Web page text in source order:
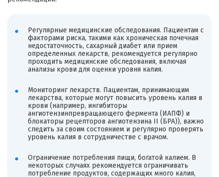
Регулярные медицинские обследования. Пациентам с
факторами риска, такими как хроническая почечная
недостаточность, сахарный диабет или прием
определенных лекарств, рекомендуется регулярно
проходить медицинские обследования, включая
анализы крови для оценки уровня калия.
Мониторинг лекарств. Пациентам, принимающим
лекарства, которые могут повысить уровень калия в
крови (например, ингибиторы
ангиотензинпревращающего фермента (ИАПФ) и
блокаторы рецепторов ангиотензина II (БРА)), важно
следить за своим состоянием и регулярно проверять
уровень калия в сотрудничестве с врачом.
Ограничение потребления пищи, богатой калием. В
некоторых случаях рекомендуется ограничивать
потребление продуктов, содержащих много калия,